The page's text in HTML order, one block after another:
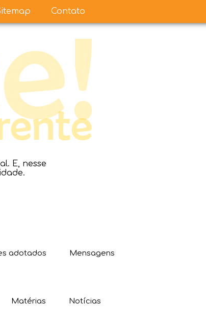
E, nesse
adotados Mensagens
Matérias Notícias
Contato